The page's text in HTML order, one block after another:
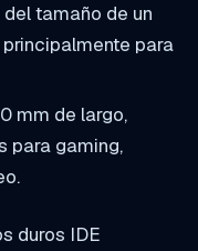
tamaño de un
para
mm de largo,
para gaming,
duros IDE